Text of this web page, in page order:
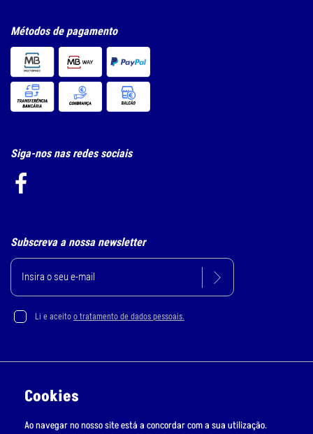
Métodos de pagamento
Siga-nos nas redes sociais
Subscreva a nossa newsletter
Li e aceito o tratamento de dados pessoais.
Livro de Reclamações Online
Cookies
Ao navegar no nosso site está a concordar com a sua utilização.